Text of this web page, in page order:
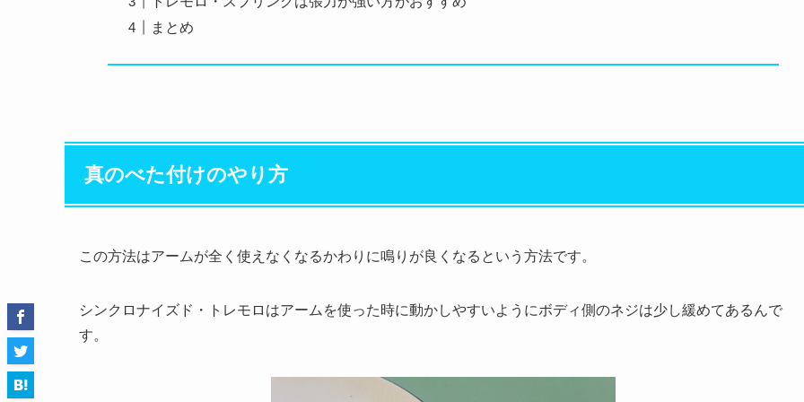
まとめ
真のべた付けのやり方
この方法はアームが全く使えなくなるかわりに鳴りが良くなるという方法です。
シンクロナイズド・トレモロはアームを使った時に動かしやすいようにボディ側のネジは少し緩めてあるんで
す。